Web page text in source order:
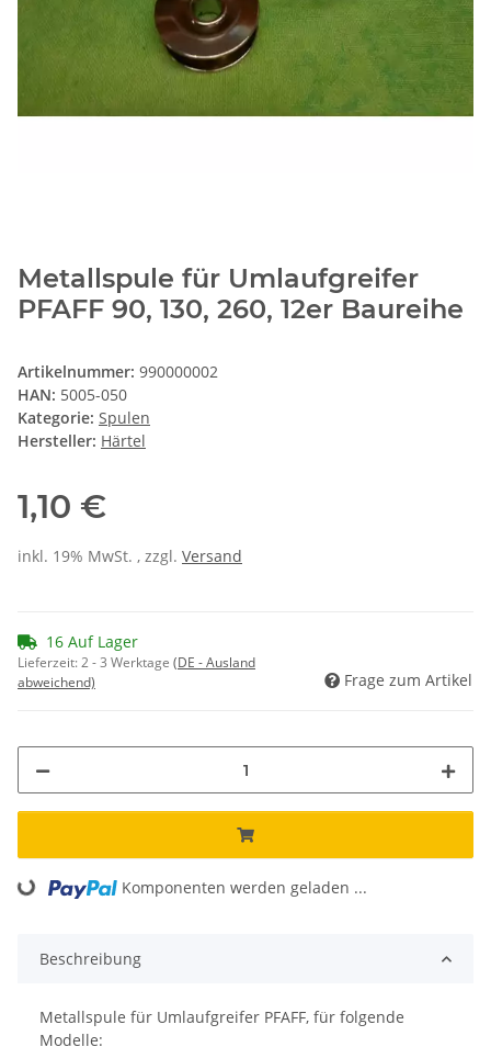
Metallspule für Umlaufgreifer
PFAFF 90, 130, 260, 12er Baureihe
Artikelnummer: 990000002
HAN: 5005-050
Kategorie: Spulen
Hersteller: Härtel
1,10 €
inkl. 19% MwSt. , zzgl. Versand
16 Auf Lager
Lieferzeit:2 - 3 Werktage (DE - Ausland
abweichend)
Frage zum Artikel
Loading... Komponenten werden geladen ...
Beschreibung
Metallspule für Umlaufgreifer PFAFF, für folgende
Modelle: